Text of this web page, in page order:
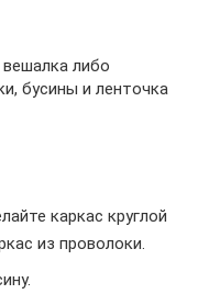
либо
бусины и ленточка
каркас круглой
из проволоки.